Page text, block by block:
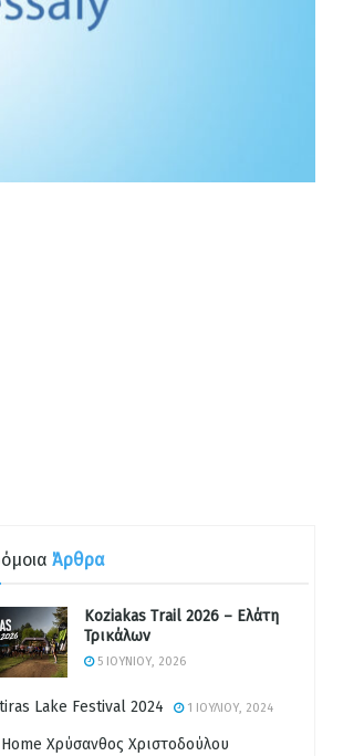
Άρθρα
Koziakas Trail 2026 – Ελάτη
Τρικάλων
5 ΙΟΥΝΊΟΥ, 2026
Lake Festival 2024 1 ΙΟΥΛΊΟΥ, 2024
Χρύσανθος Χριστοδούλου